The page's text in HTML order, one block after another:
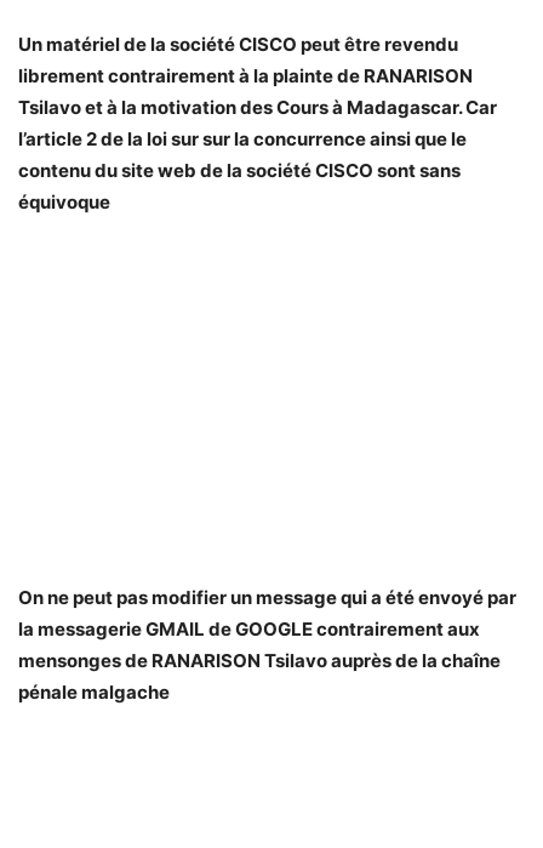
Un matériel de la société CISCO peut être revendu
librement contrairement à la plainte de RANARISON
Tsilavo et à la motivation des Cours à Madagascar. Car
l’article 2 de la loi sur sur la concurrence ainsi que le
contenu du site web de la société CISCO sont sans
équivoque
On ne peut pas modifier un message qui a été envoyé par
la messagerie GMAIL de GOOGLE contrairement aux
mensonges de RANARISON Tsilavo auprès de la chaîne
pénale malgache